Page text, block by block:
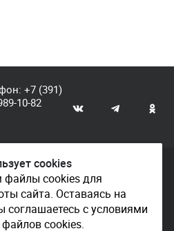
+7 (391)
10-82
подготовки», 2026
cookies
cookies для
сайта. Оставаясь на
соглашаетесь с условиями
cookies.